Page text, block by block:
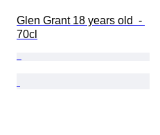
Glen Grant 18 years old  -
70cl